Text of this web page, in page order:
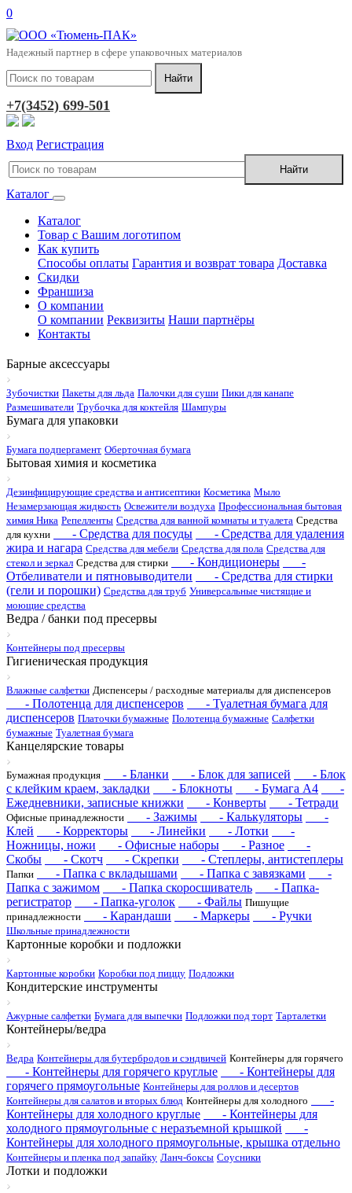
0
Надежный партнер в сфере упаковочных материалов
+7(3452) 699-501
Вход Регистрация
Каталог
Каталог
Товар с Вашим логотипом
Как купить
Способы оплаты Гарантия и возврат товара Доставка
Скидки
Франшиза
О компании
О компании Реквизиты Наши партнёры
Контакты
Барные аксессуары
Зубочистки Пакеты для льда Палочки для суши Пики для канапе
Размешиватели Трубочка для коктейля Шампуры
Бумага для упаковки
Бумага подпергамент Оберточная бумага
Бытовая химия и косметика
Дезинфицирующие средства и антисептики Косметика Мыло
Незамерзающая жидкость Освежители воздуха Профессиональная бытовая
химия Ника Репелленты Средства для ванной комнаты и туалета Средства
для кухни
- Средства для посуды
- Средства для удаления
жира и нагара Средства для мебели Средства для пола Средства для
стекол и зеркал Средства для стирки - Кондиционеры
-
Отбеливатели и пятновыводители
- Средства для стирки
(гели и порошки) Средства для труб Универсальные чистящие и
моющие средства
Ведра / банки под пресервы
Контейнеры под пресервы
Гигиеническая продукция
Влажные салфетки Диспенсеры / расходные материалы для диспенсеров
- Полотенца для диспенсеров
- Туалетная бумага для
диспенсеров Платочки бумажные Полотенца бумажные Салфетки
бумажные Туалетная бумага
Канцелярские товары
Бумажная продукция - Бланки - Блок для записей
- Блок
с клейким краем, закладки
- Блокноты - Бумага А4
-
Ежедневники, записные книжки
- Конверты - Тетради
Офисные принадлежности - Зажимы - Калькуляторы
-
Клей
- Корректоры - Линейки - Лотки
-
Ножницы, ножи
- Офисные наборы - Разное
-
Скобы
- Скотч - Скрепки - Степлеры, антистеплеры
Папки - Папка с вкладышами - Папка с завязками
-
Папка с зажимом
- Папка скоросшиватель
- Папка-
регистратор
- Папка-уголок - Файлы Пишущие
принадлежности
- Карандаши - Маркеры - Ручки
Школьные принадлежности
Картонные коробки и подложки
Картонные коробки Коробки под пиццу Подложки
Кондитерские инструменты
Ажурные салфетки Бумага для выпечки Подложки под торт Тарталетки
Контейнеры/ведра
Ведра Контейнеры для бутербродов и сэндвичей Контейнеры для горячего
- Контейнеры для горячего круглые
- Контейнеры для
горячего прямоугольные Контейнеры для роллов и десертов
Контейнеры для салатов и вторых блюд Контейнеры для холодного
-
Контейнеры для холодного круглые
- Контейнеры для
холодного прямоугольные с неразъемной крышкой
-
Контейнеры для холодного прямоугольные, крышка отдельно
Контейнеры и пленка под запайку Ланч-боксы Соусники
Лотки и подложки